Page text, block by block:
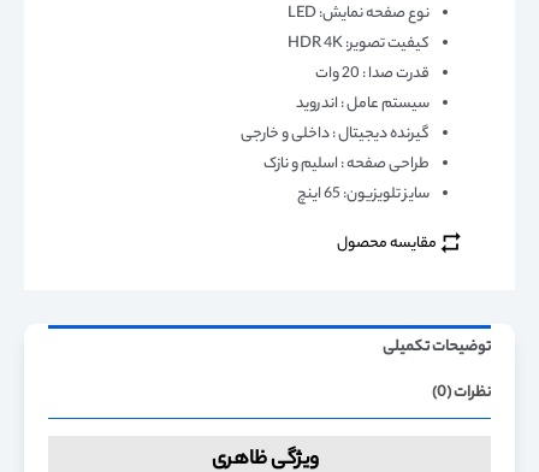
نوع صفحه نمایش: LED
کیفیت تصویر: HDR 4K
قدرت صدا : 20 وات
سیستم عامل : اندروید
گیرنده دیجیتال : داخلی و خارجی
طراحی صفحه : اسلیم و نازک
سایز تلویزیون: 65 اینچ
مقایسه محصول
توضیحات تکمیلی
نظرات (0)
ویژگی ظاهری